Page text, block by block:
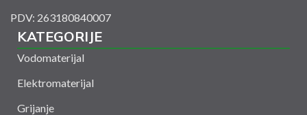
PDV: 263180840007
KATEGORIJE
Vodomaterijal
Elektromaterijal
Grijanje